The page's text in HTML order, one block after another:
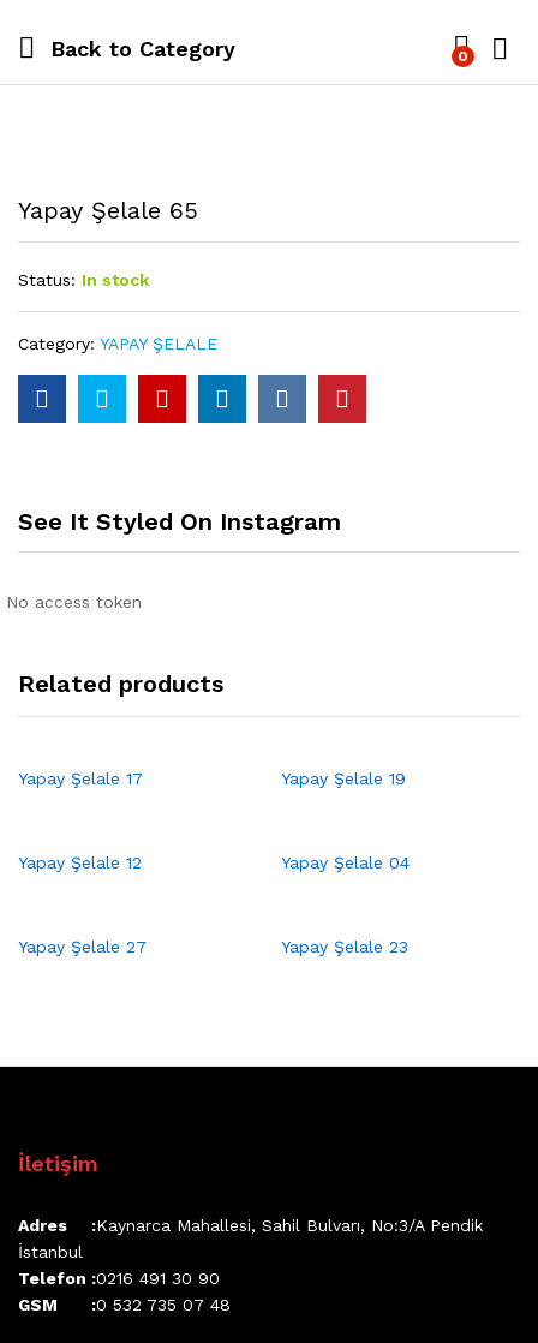
Back to Category 0
Yapay Şelale 65
Status: In stock
Category: YAPAY ŞELALE
See It Styled On Instagram
No access token
Related products
Yapay Şelale 17 Yapay Şelale 19
Yapay Şelale 12 Yapay Şelale 04
Yapay Şelale 27 Yapay Şelale 23
İletişim
Adres :Kaynarca Mahallesi, Sahil Bulvarı, No:3/A Pendik
İstanbul
Telefon :0216 491 30 90
GSM :0 532 735 07 48